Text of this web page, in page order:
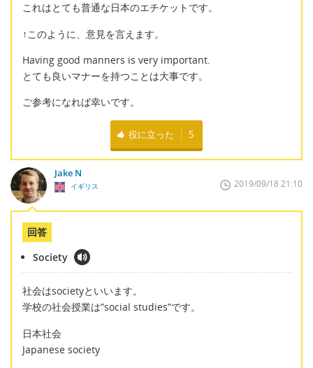
これはとても普通な日本のエチケットです。
↑このように、意見を言えます。
Having good manners is very important.
とても良いマナーを持つことは大事です。
ご参考になれば幸いです。
役に立った 5
Jake N
イギリス 2019/09/18 21:10
回答
Society
社会はsocietyといいます。
学校の社会授業は”social studies”です。
日本社会
Japanese society